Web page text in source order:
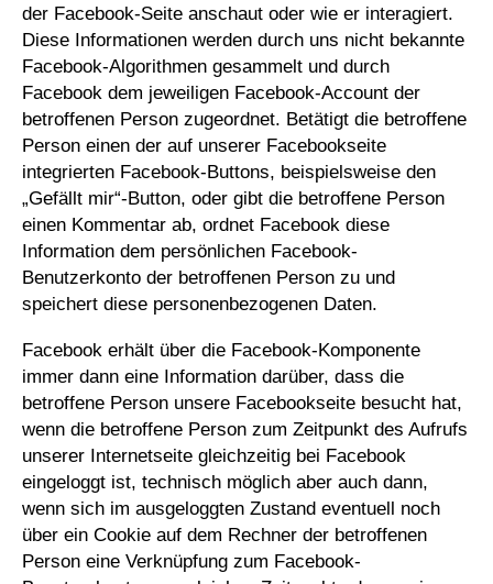
der Facebook-Seite anschaut oder wie er interagiert.
Diese Informationen werden durch uns nicht bekannte
Facebook-Algorithmen gesammelt und durch
Facebook dem jeweiligen Facebook-Account der
betroffenen Person zugeordnet. Betätigt die betroffene
Person einen der auf unserer Facebookseite
integrierten Facebook-Buttons, beispielsweise den
„Gefällt mir“-Button, oder gibt die betroffene Person
einen Kommentar ab, ordnet Facebook diese
Information dem persönlichen Facebook-
Benutzerkonto der betroffenen Person zu und
speichert diese personenbezogenen Daten.
Facebook erhält über die Facebook-Komponente
immer dann eine Information darüber, dass die
betroffene Person unsere Facebookseite besucht hat,
wenn die betroffene Person zum Zeitpunkt des Aufrufs
unserer Internetseite gleichzeitig bei Facebook
eingeloggt ist, technisch möglich aber auch dann,
wenn sich im ausgeloggten Zustand eventuell noch
über ein Cookie auf dem Rechner der betroffenen
Person eine Verknüpfung zum Facebook-